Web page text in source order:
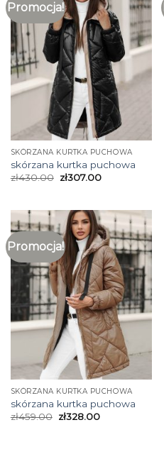
Promocja!
SKÓRZANA KURTKA PUCHOWA
skórzana kurtka puchowa
zł430.00 zł307.00
Promocja!
SKÓRZANA KURTKA PUCHOWA
skórzana kurtka puchowa
zł459.00 zł328.00